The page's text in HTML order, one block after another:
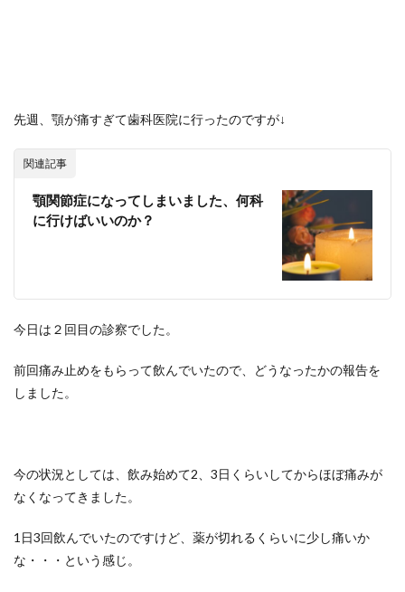
先週、顎が痛すぎて歯科医院に行ったのですが↓
関連記事
顎関節症になってしまいました、何科
に行けばいいのか？
今日は２回目の診察でした。
前回痛み止めをもらって飲んでいたので、どうなったかの報告を
しました。
今の状況としては、飲み始めて2、3日くらいしてからほぼ痛みが
なくなってきました。
1日3回飲んでいたのですけど、薬が切れるくらいに少し痛いか
な・・・という感じ。